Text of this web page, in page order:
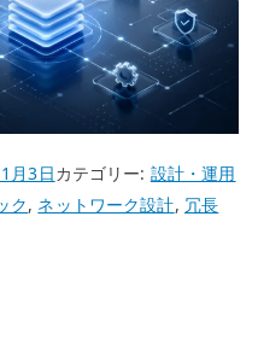
月3日カテゴリー: 設計・運用
ク, ネットワーク設計, 冗長